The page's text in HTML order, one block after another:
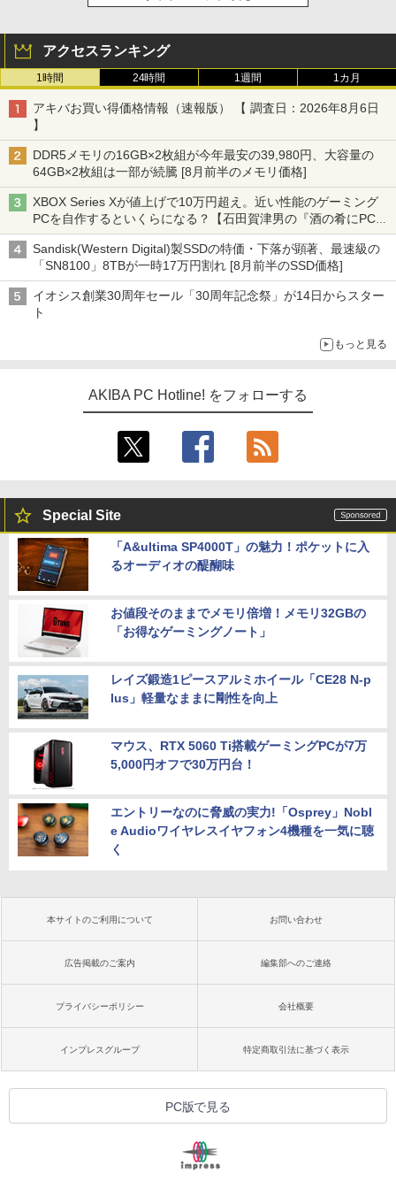
アクセスランキング
1時間 24時間 1週間 1カ月
アキバお買い得価格情報（速報版） 【 調査日：2026年8月6日
】
DDR5メモリの16GB×2枚組が今年最安の39,980円、大容量の
64GB×2枚組は一部が続騰 [8月前半のメモリ価格]
XBOX Series Xが値上げで10万円超え。近い性能のゲーミング
PCを自作するといくらになる？【石田賀津男の『酒の肴にPCゲ
ーム』】
Sandisk(Western Digital)製SSDの特価・下落が顕著、最速級の
「SN8100」8TBが一時17万円割れ [8月前半のSSD価格]
イオシス創業30周年セール「30周年記念祭」が14日からスター
ト
もっと見る
AKIBA PC Hotline! をフォローする
Special Site
「A&ultima SP4000T」の魅力！ポケットに入
るオーディオの醍醐味
お値段そのままでメモリ倍増！メモリ32GBの
「お得なゲーミングノート」
レイズ鍛造1ピースアルミホイール「CE28 N-p
lus」軽量なままに剛性を向上
マウス、RTX 5060 Ti搭載ゲーミングPCが7万
5,000円オフで30万円台！
エントリーなのに脅威の実力!「Osprey」Nobl
e Audioワイヤレスイヤフォン4機種を一気に聴
く
本サイトのご利用について お問い合わせ
広告掲載のご案内 編集部へのご連絡
プライバシーポリシー 会社概要
インプレスグループ 特定商取引法に基づく表示
PC版で見る